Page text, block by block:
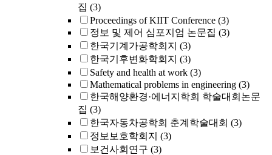
집 (3)
Proceedings of KIIT Conference (3)
정보 및 제어 심포지엄 논문집 (3)
한국기계가공학회지 (3)
한국기후변화학회지 (3)
Safety and health at work (3)
Mathematical problems in engineering (3)
한국해양환경·에너지학회 학술대회논문
집 (3)
한국자동차공학회 춘계학술대회 (3)
정보보호학회지 (3)
보건사회연구 (3)